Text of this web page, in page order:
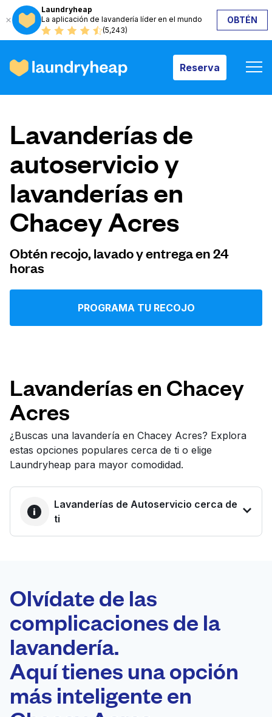
Laundryheap
La aplicación de lavandería líder en el mundo
(5,243)
OBTÉN
Reserva
Reserva
Cómo funciona
Precios y servicios
Quiénes somos
Para las empresas
Iniciar sesión
Síguenos en
Lavanderías de
autoservicio y
lavanderías en
Chacey Acres
Obtén recojo, lavado y entrega en 24
horas
PROGRAMA TU RECOJO
Lavanderías en Chacey
Acres
¿Buscas una lavandería en Chacey Acres? Explora
estas opciones populares cerca de ti o elige
Laundryheap para mayor comodidad.
Lavanderías de Autoservicio cerca de
ti
Laundryheap.com
Programa tu recogida
0 min
Recojo y entrega
casa
Abierto 24/7
Olvídate de las
complicaciones de la
lavandería.
Aquí tienes una opción
más inteligente en